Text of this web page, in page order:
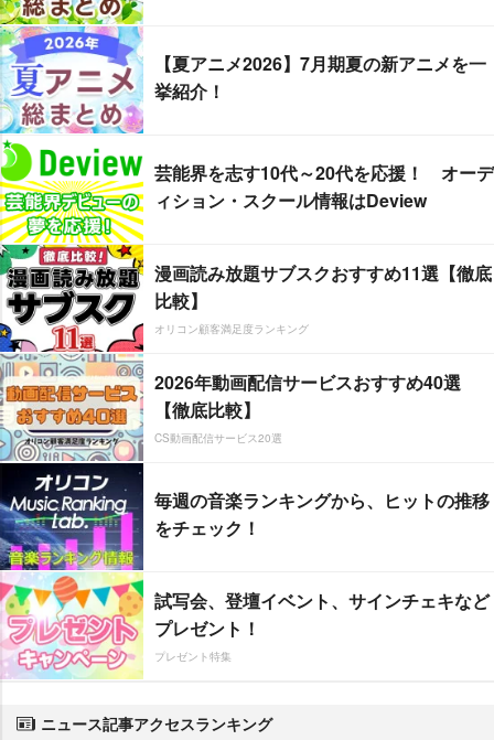
【夏アニメ2026】7月期夏の新アニメを一
挙紹介！
芸能界を志す10代～20代を応援！ オーデ
ィション・スクール情報はDeview
漫画読み放題サブスクおすすめ11選【徹底
比較】
オリコン顧客満足度ランキング
2026年動画配信サービスおすすめ40選
【徹底比較】
CS動画配信サービス20選
毎週の音楽ランキングから、ヒットの推移
をチェック！
試写会、登壇イベント、サインチェキなど
プレゼント！
プレゼント特集
ニュース記事アクセスランキング